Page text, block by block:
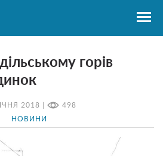
2018 | 498
НОВИНИ
горів